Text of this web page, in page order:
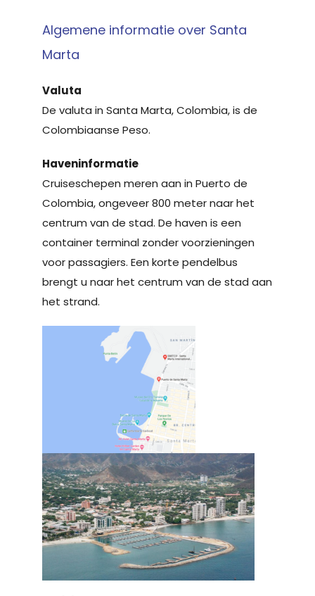
Algemene informatie over Santa
Marta
Valuta
De valuta in Santa Marta, Colombia, is de
Colombiaanse Peso.
Haveninformatie
Cruiseschepen meren aan in Puerto de
Colombia, ongeveer 800 meter naar het
centrum van de stad. De haven is een
container terminal zonder voorzieningen
voor passagiers. Een korte pendelbus
brengt u naar het centrum van de stad aan
het strand.